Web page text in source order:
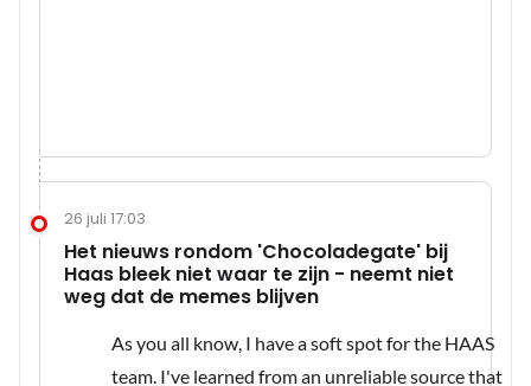
26 juli 17:03
Het nieuws rondom 'Chocoladegate' bij
Haas bleek niet waar te zijn - neemt niet
weg dat de memes blijven
As you all know, I have a soft spot for the HAAS
team. I've learned from an unreliable source that